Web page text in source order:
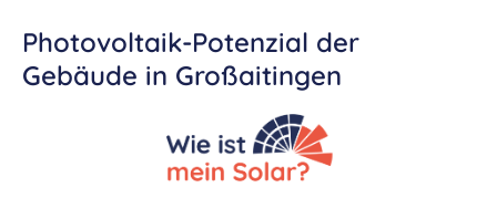
Photovoltaik-Potenzial der
Gebäude in Großaitingen